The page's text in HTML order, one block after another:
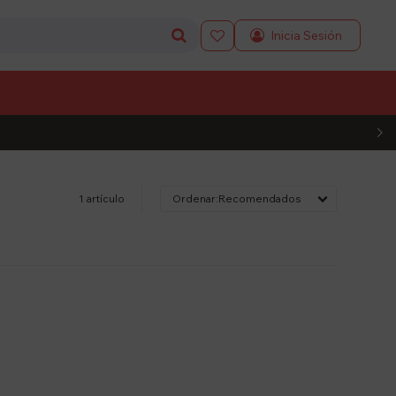

1 artículo Recomendados